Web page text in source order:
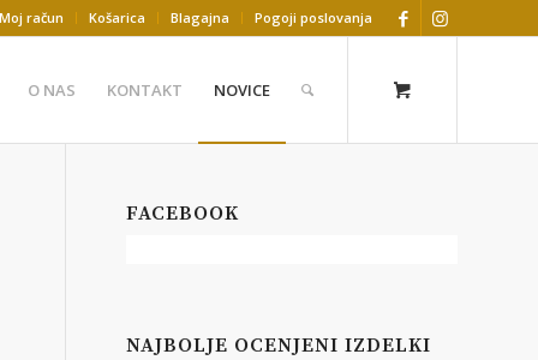
Moj račun Košarica Blagajna Pogoji poslovanja
O NAS KONTAKT NOVICE
FACEBOOK
NAJBOLJE OCENJENI IZDELKI